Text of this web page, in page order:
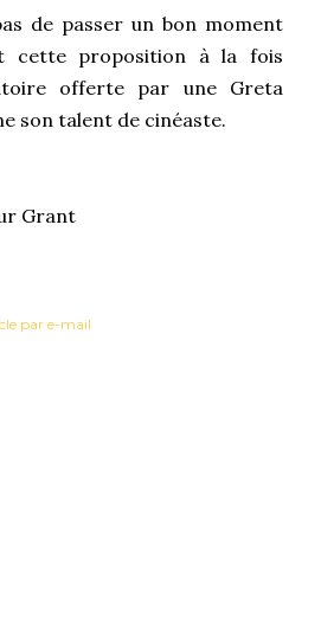
de passer un bon moment
cette proposition à la fois
offerte par une Greta
son talent de cinéaste.
Grant
par e-mail